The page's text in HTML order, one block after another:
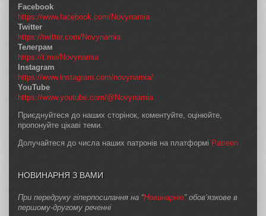
Facebook
https://www.facebook.com/Novynarnia
Twitter
https://twitter.com/Novynarnia
Телеграм
https://t.me/Novynarnia
Instagram
https://www.instagram.com/novynarnia/
YouTube
https://www.youtube.com/@Novynarnia
Приєднуйтеся до наших сторінок, коментуйте, оцінюйте,
пропонуйте цікаві теми.
Долучайтеся до числа наших патронів на платформі Patreon
НОВИНАРНЯ З ВАМИ
При передруку гіперпосилання на “Новинарню” обов’язкове в
першому-другому реченні